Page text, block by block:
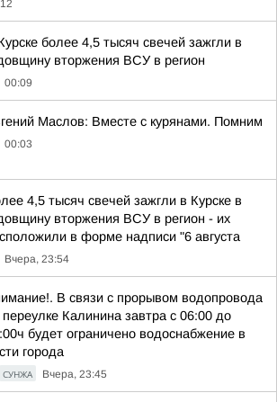
более 4,5 тысяч свечей зажгли в
вторжения ВСУ в регион
00:09
Маслов: Вместе с курянами. Помним
00:03
4,5 тысяч свечей зажгли в Курске в
вторжения ВСУ в регион - их
в форме надписи "6 августа
Вчера, 23:54
В связи с прорывом водопровода
переулке Калинина завтра с 06:00 до
будет ограничено водоснабжение в
города
СУНЖА Вчера, 23:45